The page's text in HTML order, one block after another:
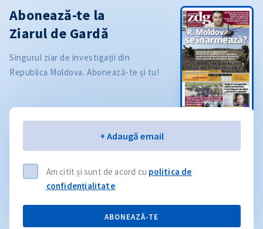
Abonează-te la
Ziarul de Gardă
Singurul ziar de investigații din
Republica Moldova. Abonează-te și tu!
+ Adaugă email
Am citit și sunt de acord cu politica de
confidențialitate.
ABONEAZĂ-TE